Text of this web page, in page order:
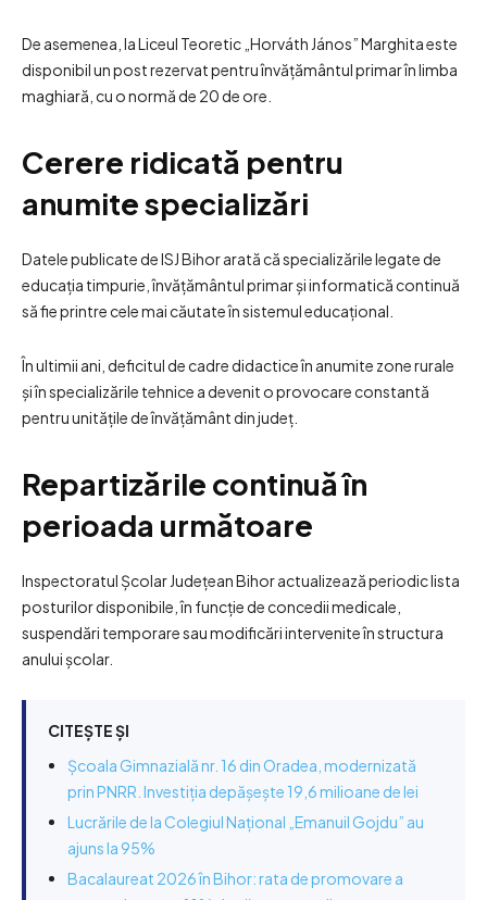
De asemenea, la Liceul Teoretic „Horváth János” Marghita este
disponibil un post rezervat pentru învățământul primar în limba
maghiară, cu o normă de 20 de ore.
Cerere ridicată pentru
anumite specializări
Datele publicate de ISJ Bihor arată că specializările legate de
educația timpurie, învățământul primar și informatică continuă
să fie printre cele mai căutate în sistemul educațional.
În ultimii ani, deficitul de cadre didactice în anumite zone rurale
și în specializările tehnice a devenit o provocare constantă
pentru unitățile de învățământ din județ.
Repartizările continuă în
perioada următoare
Inspectoratul Școlar Județean Bihor actualizează periodic lista
posturilor disponibile, în funcție de concedii medicale,
suspendări temporare sau modificări intervenite în structura
anului școlar.
CITEȘTE ȘI
Școala Gimnazială nr. 16 din Oradea, modernizată
prin PNRR. Investiția depășește 19,6 milioane de lei
Lucrările de la Colegiul Național „Emanuil Gojdu” au
ajuns la 95%
Bacalaureat 2026 în Bihor: rata de promovare a